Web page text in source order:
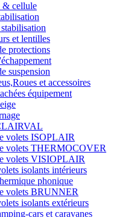
& cellule
et lentilles
protections
suspension
et accessoires
équipement
volets ISOPLAIR
volets THERMOCOVER
volets VISIOPLAIR
isolants intérieurs
phonique
volets BRUNNER
isolants extérieurs
cars et caravanes